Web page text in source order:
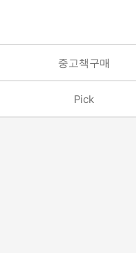
중고책구매
Pick